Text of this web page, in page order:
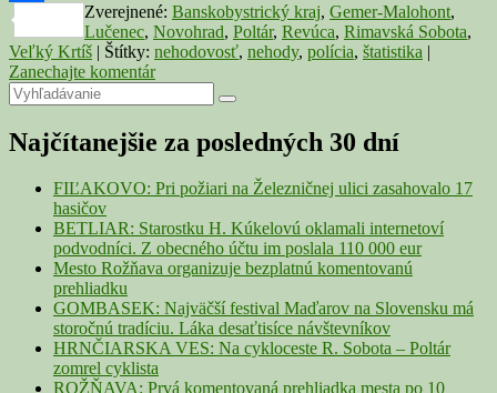
Link
Share
Zverejnené: Banskobystrický kraj, Gemer-Malohont,
Lučenec, Novohrad, Poltár, Revúca, Rimavská Sobota,
Veľký Krtíš | Štítky: nehodovosť, nehody, polícia, štatistika |
Zanechajte komentár
Primary
Sidebar
Widget
Area
Search
for:
Search
Najčítanejšie za posledných 30 dní
FIĽAKOVO: Pri požiari na Železničnej ulici zasahovalo 17
hasičov
BETLIAR: Starostku H. Kúkelovú oklamali internetoví
podvodníci. Z obecného účtu im poslala 110 000 eur
Mesto Rožňava organizuje bezplatnú komentovanú
prehliadku
GOMBASEK: Najväčší festival Maďarov na Slovensku má
storočnú tradíciu. Láka desaťtisíce návštevníkov
HRNČIARSKA VES: Na cykloceste R. Sobota – Poltár
zomrel cyklista
ROŽŇAVA: Prvá komentovaná prehliadka mesta po 10